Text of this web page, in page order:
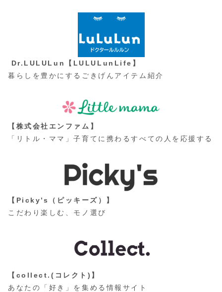
Dr.LULULun【LULULunLife】
暮らしを豊かにするごきげんアイテム紹介
【株式会社エンファム】
「リトル・ママ」子育てに携わるすべての人を応援する
【Picky’s（ピッキーズ）】
こだわり楽しむ、モノ選び
【collect.(コレクト)】
あなたの「好き」を集める情報サイト